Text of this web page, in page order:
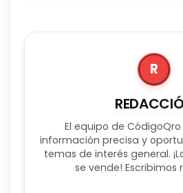
R
El equipo de
información precisa y
temas de interés general.
se vende! Escribimos